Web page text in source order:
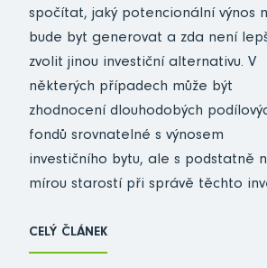
spočítat, jaký potencionální výnos
bude byt generovat a zda není
zvolit jinou investiční alternativu. V
některých případech může být
zhodnocení dlouhodobých
fondů srovnatelné s výnosem
investičního bytu, ale s podstatně
mírou starostí při správě těchto
CELÝ ČLÁNEK